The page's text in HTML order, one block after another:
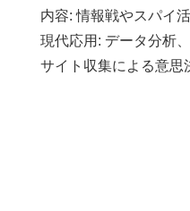
内容: 情報戦やスパイ
現代応用: データ分析
サイト収集による意思